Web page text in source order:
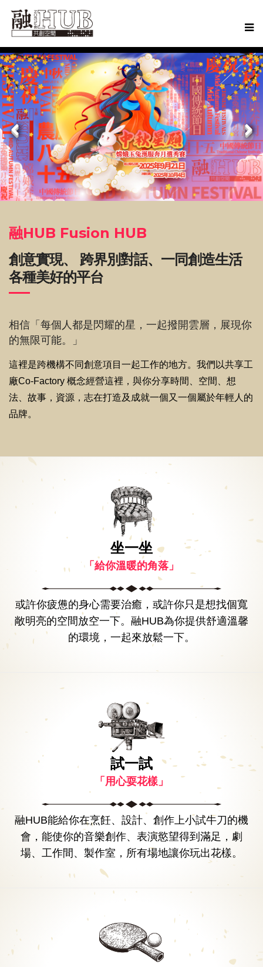
融HUB Fusion HUB
創意實現、 跨界別對話、一同創造生活
各種美好的平台
相信「每個人都是閃耀的星，一起撥開雲層，展現你
的無限可能。」
這裡是跨機構不同創意項目一起工作的地方。我們以共享工
廠Co-Factory 概念經營這裡，與你分享時間、空間、想
法、故事，資源，志在打造及成就一個又一個屬於年輕人的
品牌。
坐一坐
「給你溫暖的角落」
或許你疲憊的身心需要治癒，或許你只是想找個寬
敞明亮的空間放空一下。融HUB為你提供舒適溫馨
的環境，一起來放鬆一下。
試一試
「用心耍花樣」
融HUB能給你在烹飪、設計、創作上小試牛刀的機
會，能使你的音樂創作、表演慾望得到滿足，劇
場、工作間、製作室，所有場地讓你玩出花樣。
提供乾淨的烹飪場地，一掃沒有廚房或者空間狹小的苦惱。
提供一應俱全的烹飪設施，焗爐、蒸爐、微波爐、咖啡機等
等設備，讓你自己動手，創作屬於你的美味。